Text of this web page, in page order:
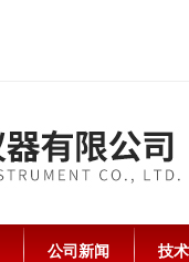
公司新闻 技